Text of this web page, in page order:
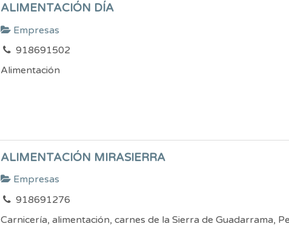
ALIMENTACIÓN DÍA
Empresas
918691502
Alimentación
ALIMENTACIÓN MIRASIERRA
Empresas
918691276
Carnicería, alimentación, carnes de la Sierra de Guadarrama,